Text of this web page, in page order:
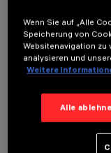
AMPL -
PEDRON /LA
Intervention
die in und mit
wohlfühlen,
stärken.
Wenn Sie auf „Alle
Speicherung von
Websitenavigation zu
analysieren und
Weitere
Alle